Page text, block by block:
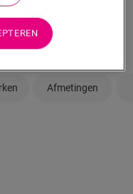
kamer
Afmetingen